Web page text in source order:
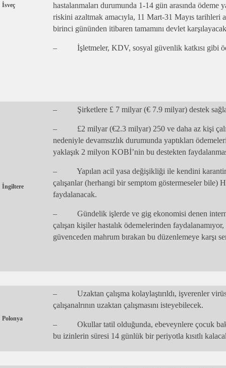
İsveç
hastalanmaları durumunda 1-14 gün arasında ödeme
riskini azaltmak amacıyla, 11 Mart-31 Mayıs tarihleri
birinci gününden itibaren tamamını devlet
– İşletmeler, KDV, sosyal güvenlik katkısı gibi
İngiltere
– Şirketlere £ 7 milyar (€ 7.9 milyar) destek
– £2 milyar (€2.3 milyar) 250 ve daha az kişi
nedeniyle devamsızlık durumunda yaptıkları
yaklaşık 2 milyon KOBİ’nin bu destekten
– Yapılan acil yasa değişikliği ile kendini
çalışanlar (herhangi bir semptom göstermeseler bile)
faydalanacak.
– Gündelik işlerde ve gig ekonomisi denen
çalışan kişiler hastalık ödemelerinden
güvenceden mahrum bırakan bu düzenlemeye karşı
Polonya
– Uzaktan çalışma kolaylaştırıldı, işverenler
çalışanalrının uzaktan çalışmasını isteyebilecek.
– Okullar tatil olduğunda, ebeveynlere çocuk
bu izinlerin süresi 14 günlük bir periyotla kısıtlı